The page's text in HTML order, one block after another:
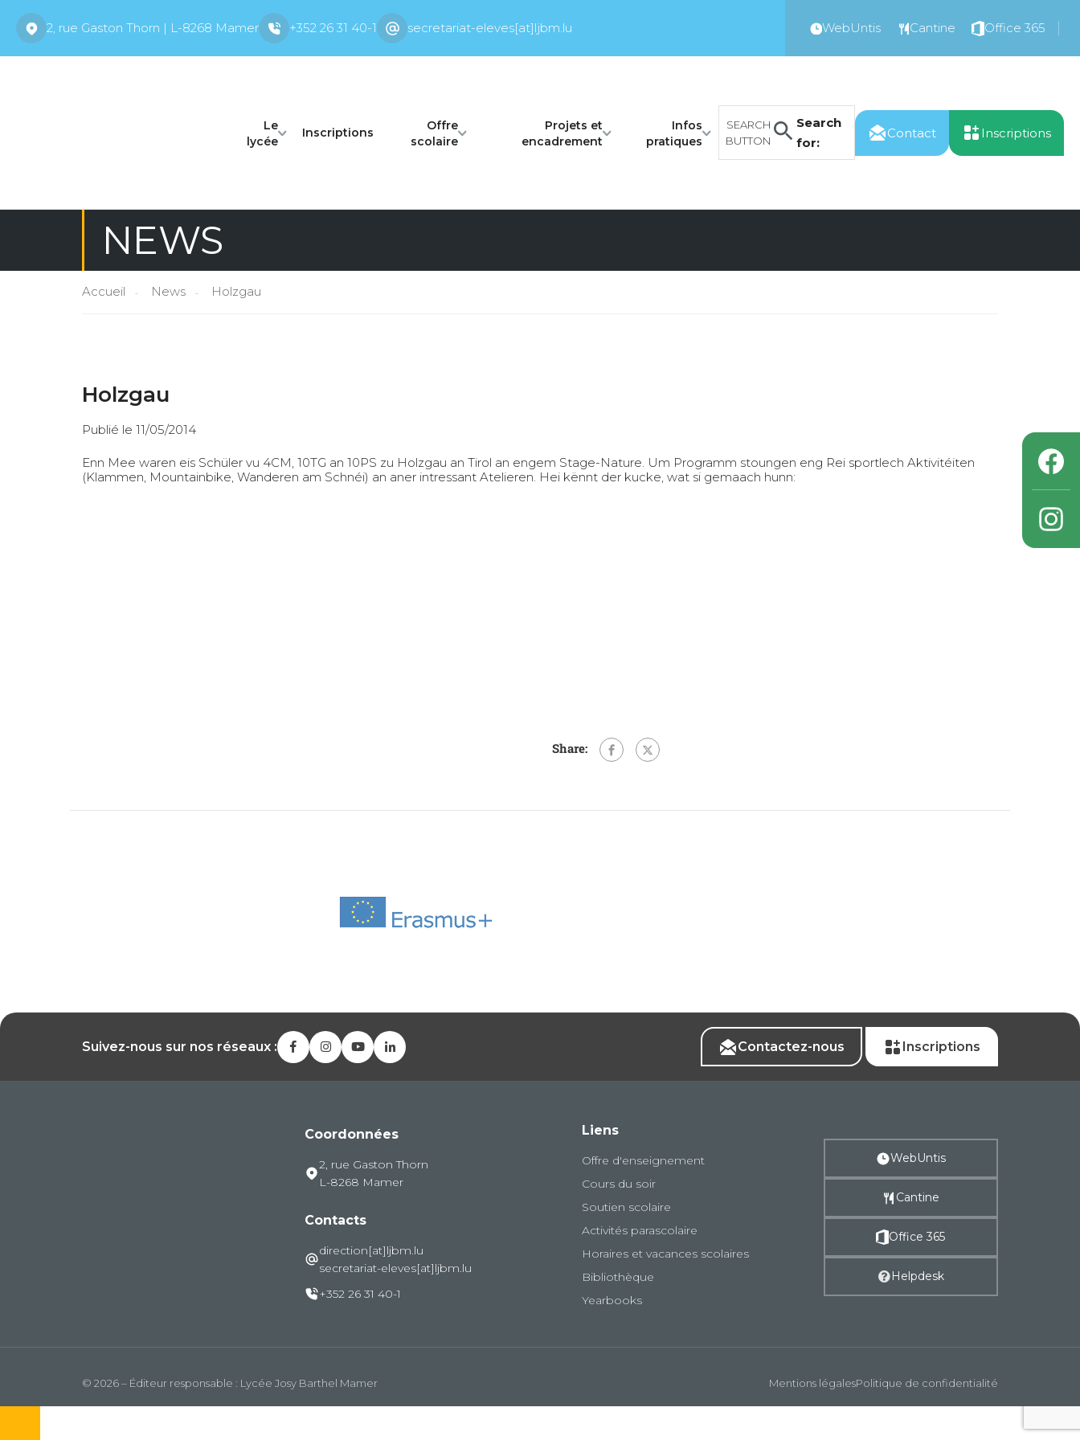
2, rue Gaston Thorn | L-8268 Mamer +352 26 31 40-1 secretariat-eleves[at]ljbm.lu WebUntis Cantine Office 365
Le
lycée
Inscriptions
Offre
scolaire
Projets et
encadrement
Infos
pratiques
Search
for:
SEARCH
BUTTON
Contact Inscriptions
NEWS
Accueil News Holzgau
Holzgau
Publié le 11/05/2014
Enn Mee waren eis Schüler vu 4CM, 10TG an 10PS zu Holzgau an Tirol an engem Stage-Nature. Um Programm stoungen eng Rei sportlech Aktivitéiten
(Klammen, Mountainbike, Wanderen am Schnéi) an aner intressant Atelieren. Hei kënnt der kucke, wat si gemaach hunn:
Share:
Suivez-nous sur nos réseaux : Contactez-nous Inscriptions
Coordonnées
2, rue Gaston Thorn
L-8268 Mamer
Contacts
direction[at]ljbm.lu
secretariat-eleves[at]ljbm.lu
+352 26 31 40-1
Liens
Offre d'enseignement
Cours du soir
Soutien scolaire
Activités parascolaire
Horaires et vacances scolaires
Bibliothèque
Yearbooks
WebUntis
Cantine
Office 365
Helpdesk
© 2026 – Éditeur responsable : Lycée Josy Barthel Mamer Mentions légalesPolitique de confidentialité